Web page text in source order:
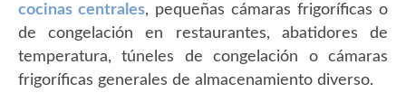
cocinas centrales, pequeñas cámaras frigoríficas o
de congelación en restaurantes, abatidores de
temperatura, túneles de congelación o cámaras
frigoríficas generales de almacenamiento diverso.